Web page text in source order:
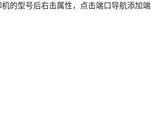
的型号后右击属性，点击端口导航添加端